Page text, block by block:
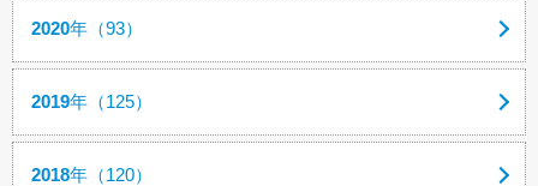
2020年（93）
2019年（125）
2018年（120）